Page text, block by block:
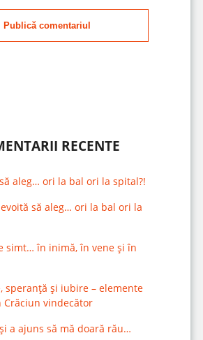
Publică comentariul
RECENTE
aleg… ori la bal ori la spital?!
să aleg… ori la bal ori la
simt… în inimă, în vene și în
speranță și iubire – elemente
vindecător
a ajuns să mă doară rău…